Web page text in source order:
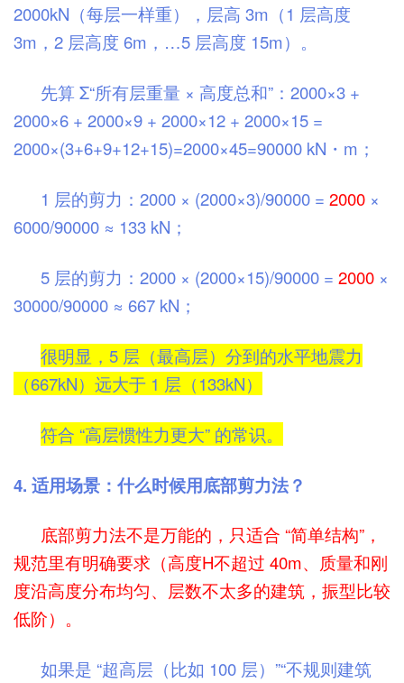
2000kN（每层一样重），层高 3m（1 层高度
3m，2 层高度 6m，…5 层高度 15m）。
先算 Σ“所有层重量 × 高度总和”：2000×3 +
2000×6 + 2000×9 + 2000×12 + 2000×15 =
2000×(3+6+9+12+15)=2000×45=90000 kN・m；
1 层的剪力：2000 × (2000×3)/90000 = 2000 ×
6000/90000 ≈ 133 kN；
5 层的剪力：2000 × (2000×15)/90000 = 2000 ×
30000/90000 ≈ 667 kN；
很明显，5 层（最高层）分到的水平地震力
（667kN）远大于 1 层（133kN）
符合 “高层惯性力更大” 的常识。
4. 适用场景：什么时候用底部剪力法？
底部剪力法不是万能的，只适合 “简单结构”，
规范里有明确要求（高度H不超过 40m、质量和刚
度沿高度分布均匀、层数不太多的建筑，振型比较
低阶）。
如果是 “超高层（比如 100 层）”“不规则建筑